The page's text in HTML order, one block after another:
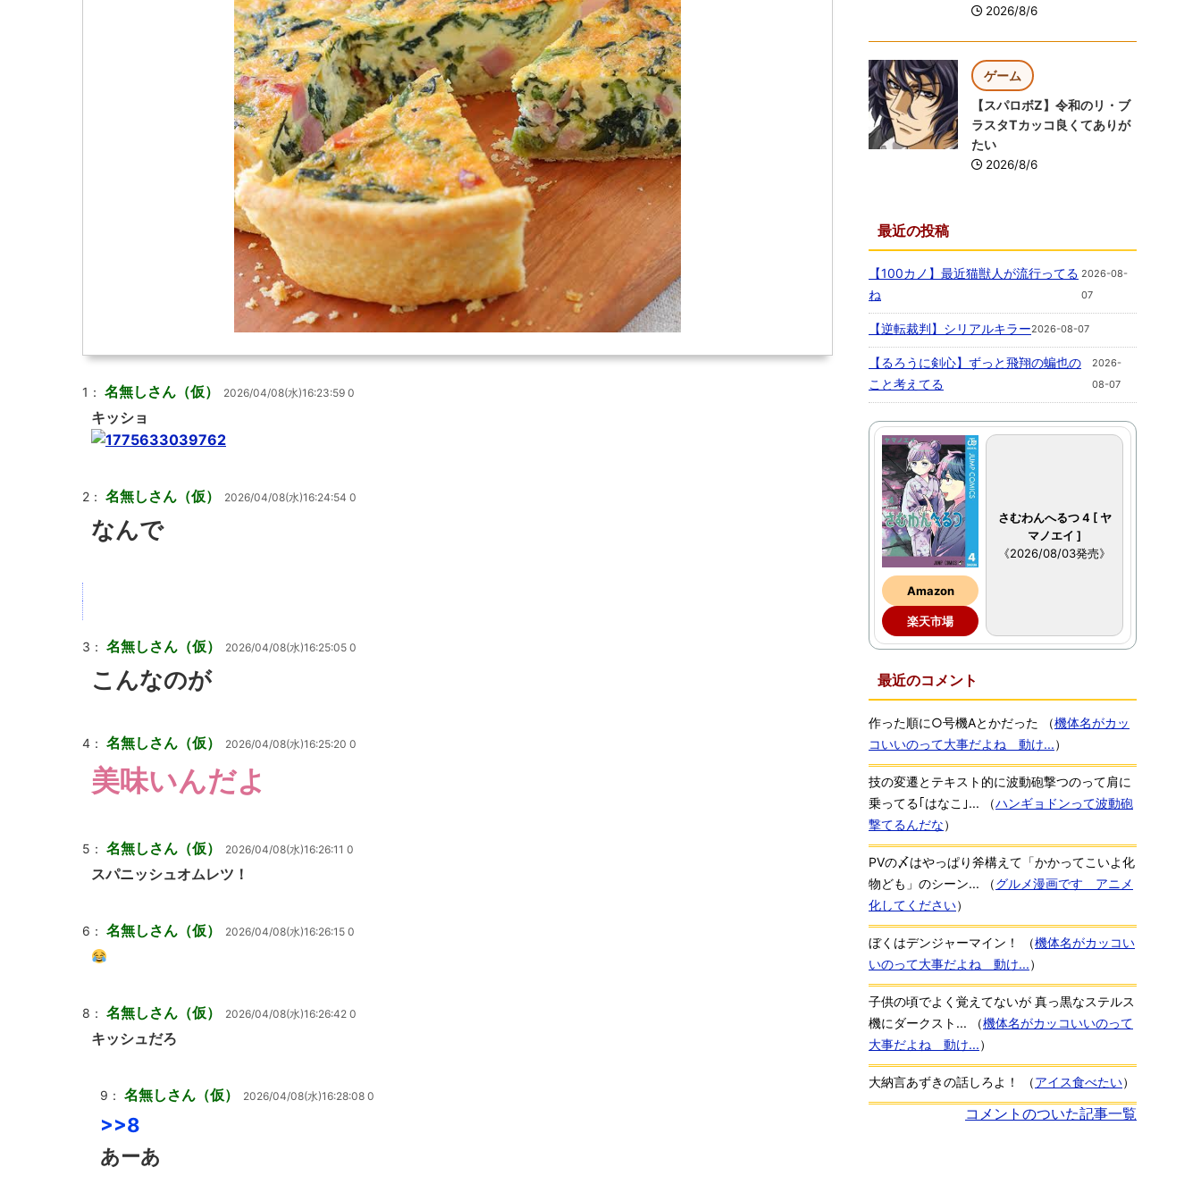
1： 名無しさん（仮） 2026/04/08(水)16:23:59 0
キッショ
2： 名無しさん（仮） 2026/04/08(水)16:24:54 0
なんで
3： 名無しさん（仮） 2026/04/08(水)16:25:05 0
こんなのが
4： 名無しさん（仮） 2026/04/08(水)16:25:20 0
美味いんだよ
5： 名無しさん（仮） 2026/04/08(水)16:26:11 0
スパニッシュオムレツ！
6： 名無しさん（仮） 2026/04/08(水)16:26:15 0
8： 名無しさん（仮） 2026/04/08(水)16:26:42 0
キッシュだろ
9： 名無しさん（仮） 2026/04/08(水)16:28:08 0
>>8
あーあ
2026/8/6
ゲーム
【スパロボZ】令和のリ・ブ
ラスタTカッコ良くてありが
たい
2026/8/6
最近の投稿
【100カノ】最近猫獣人が流行ってる
ね
2026-08-
07
【逆転裁判】シリアルキラー2026-08-07
【るろうに剣心】ずっと飛翔の蝙也の
こと考えてる
2026-
08-07
Amazon
楽天市場
さむわんへるつ 4 [ ヤ
マノエイ ]
《2026/08/03発売》
最近のコメント
作った順に○号機Aとかだった （機体名がカッ
コいいのって大事だよね 動け...）
技の変遷とテキスト的に波動砲撃つのって肩に
乗ってる｢はなこ｣...
（ハンギョドンって波動砲
撃てるんだな）
PVの〆はやっぱり斧構えて「かかってこいよ化
物ども」のシーン...
（グルメ漫画です アニメ
化してください）
ぼくはデンジャーマイン！ （機体名がカッコい
いのって大事だよね 動け...）
子供の頃でよく覚えてないが 真っ黒なステルス
機にダークスト...
（機体名がカッコいいのって
大事だよね 動け...）
大納言あずきの話しろよ！ （アイス食べたい）
コメントのついた記事一覧